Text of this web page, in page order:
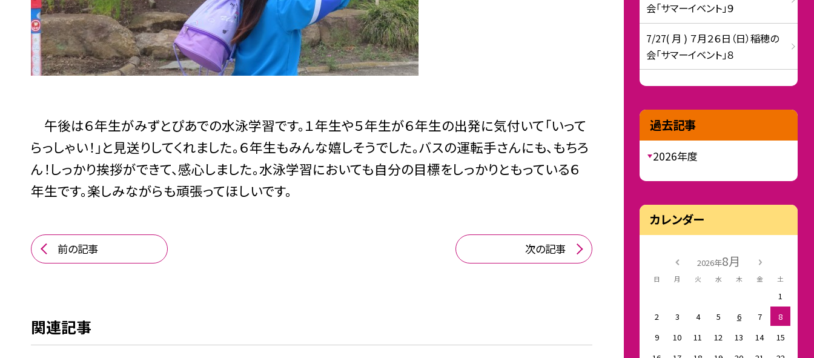
午後は６年生がみずとぴあでの水泳学習です。１年生や５年生が６年生の出発に気付いて「いって
らっしゃい！」と見送りしてくれました。６年生もみんな嬉しそうでした。バスの運転手さんにも、もちろ
ん！しっかり挨拶ができて、感心しました。水泳学習においても自分の目標をしっかりともっている６
年生です。楽しみながらも頑張ってほしいです。
前の記事 次の記事
関連記事
会「サマーイベント」９
7/27( 月 ) ７月２６日（日）稲穂の
会「サマーイベント」８
過去記事
2026年度
カレンダー
2026年8月
日 月 火 水 木 金 土
1
2
3 4 5 6 7
8
9
10 11 12 13 14
15